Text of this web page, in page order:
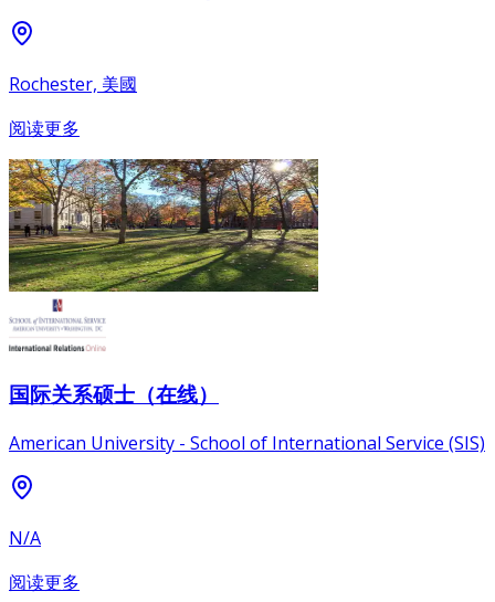
Rochester, 美國
阅读更多
国际关系硕士（在线）
American University - School of International Service (SIS)
N/A
阅读更多